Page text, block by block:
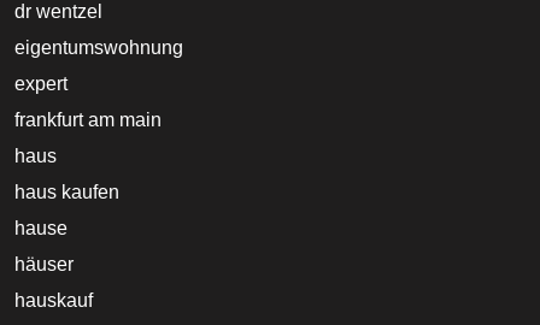
dr wentzel
eigentumswohnung
expert
frankfurt am main
haus
haus kaufen
hause
häuser
hauskauf